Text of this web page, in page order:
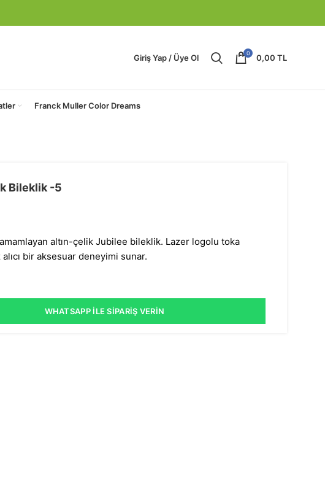
Giriş Yap / Üye Ol 0 0,00 TL
Franck Muller Color Dreams
Bileklik -5
altın-çelik Jubilee bileklik. Lazer logolu toka
alıcı bir aksesuar deneyimi sunar.
WHATSAPP İLE SIPARIŞ VERIN